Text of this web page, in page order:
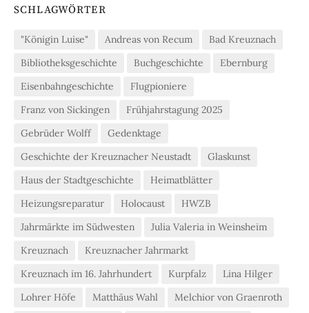
SCHLAGWÖRTER
"Königin Luise" Andreas von Recum
Bad Kreuznach
Bibliotheksgeschichte
Buchgeschichte
Ebernburg
Eisenbahngeschichte
Flugpioniere
Franz von Sickingen
Frühjahrstagung 2025
Gebrüder Wolff
Gedenktage
Geschichte der Kreuznacher Neustadt
Glaskunst
Haus der Stadtgeschichte
Heimatblätter
Heizungsreparatur
Holocaust
HWZB
Jahrmärkte im Südwesten
Julia Valeria in Weinsheim
Kreuznach
Kreuznacher Jahrmarkt
Kreuznach im 16. Jahrhundert
Kurpfalz
Lina Hilger
Lohrer Höfe
Matthäus Wahl
Melchior von Graenroth